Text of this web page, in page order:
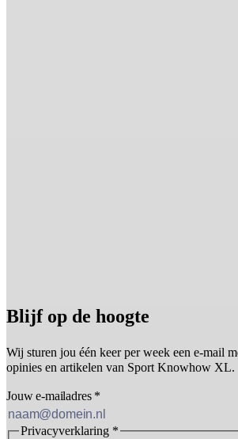
Blijf op de hoogte
Wij sturen jou één keer per week een e-mail
opinies en artikelen van Sport Knowhow XL.
Jouw e-mailadres *
Privacyverklaring *